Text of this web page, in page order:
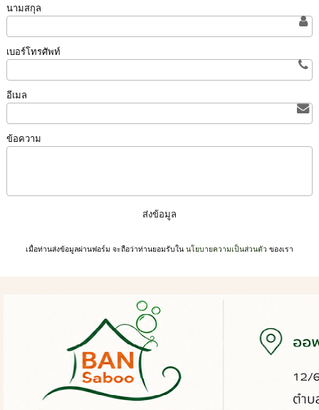
นามสกุล
เบอร์โทรศัพท์
อีเมล
ข้อความ
เมื่อท่านส่งข้อมูลผ่านฟอร์ม จะถือว่าท่านยอมรับในนโยบายความเป็นส่วนตัว ของเรา